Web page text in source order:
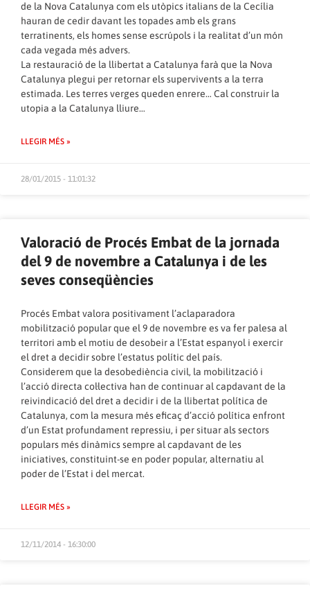
de la Nova Catalunya com els utòpics italians de la Cecília
hauran de cedir davant les topades amb els grans
terratinents, els homes sense escrúpols i la realitat d’un món
cada vegada més advers.
La restauració de la llibertat a Catalunya farà que la Nova
Catalunya plegui per retornar els supervivents a la terra
estimada. Les terres verges queden enrere… Cal construir la
utopia a la Catalunya lliure…
LLEGIR MÉS »
28/01/2015 - 11:01:32
Valoració de Procés Embat de la jornada
del 9 de novembre a Catalunya i de les
seves conseqüències
Procés Embat valora positivament l’aclaparadora
mobilització popular que el 9 de novembre es va fer palesa al
territori amb el motiu de desobeir a l’Estat espanyol i exercir
el dret a decidir sobre l’estatus polític del país.
Considerem que la desobediència civil, la mobilització i
l’acció directa col·lectiva han de continuar al capdavant de la
reivindicació del dret a decidir i de la llibertat política de
Catalunya, com la mesura més eficaç d’acció política enfront
d’un Estat profundament repressiu, i per situar als sectors
populars més dinàmics sempre al capdavant de les
iniciatives, constituint-se en poder popular, alternatiu al
poder de l’Estat i del mercat.
LLEGIR MÉS »
12/11/2014 - 16:30:00